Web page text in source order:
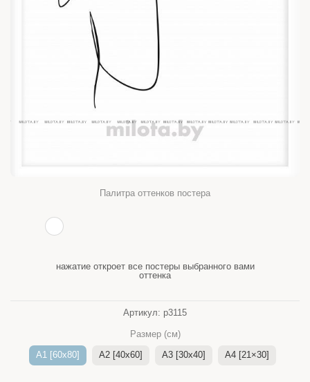
Палитра оттенков постера
нажатие откроет все постеры выбранного вами
оттенка
Артикул: p3115
Размер (см)
A1 [60x80]
A2 [40x60] A3 [30x40] A4 [21×30]